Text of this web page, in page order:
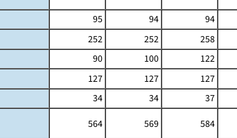
95 94 94
252 252 258
90 100 122
127 127 127
34 34 37
564 569 584